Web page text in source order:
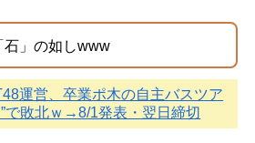
石」の如しwww
運営、卒業ポ木の自主バスツア
で敗北ｗ→8/1発表・翌日締切